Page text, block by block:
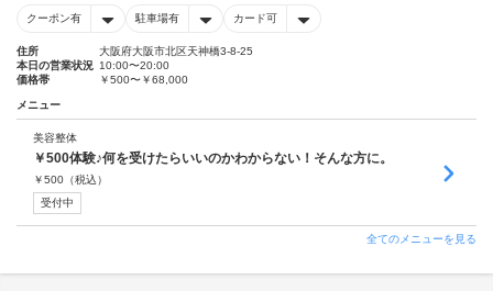
クーポン有 駐車場有 カード可
住所
大阪府大阪市北区天神橋3-8-25
本日の営業状況 10:00〜20:00
価格帯
￥500〜￥68,000
メニュー
美容整体
￥500体験♪何を受けたらいいのかわからない！そんな方に。
￥500 （税込）
受付中
全てのメニューを見る